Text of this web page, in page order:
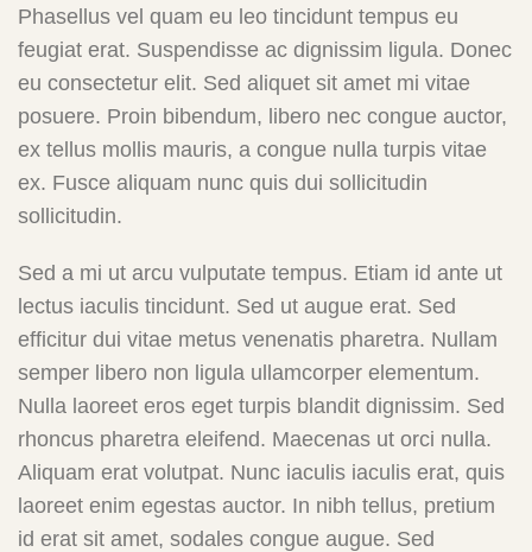
Phasellus vel quam eu leo tincidunt tempus eu
feugiat erat. Suspendisse ac dignissim ligula. Donec
eu consectetur elit. Sed aliquet sit amet mi vitae
posuere. Proin bibendum, libero nec congue auctor,
ex tellus mollis mauris, a congue nulla turpis vitae
ex. Fusce aliquam nunc quis dui sollicitudin
sollicitudin.
Sed a mi ut arcu vulputate tempus. Etiam id ante ut
lectus iaculis tincidunt. Sed ut augue erat. Sed
efficitur dui vitae metus venenatis pharetra. Nullam
semper libero non ligula ullamcorper elementum.
Nulla laoreet eros eget turpis blandit dignissim. Sed
rhoncus pharetra eleifend. Maecenas ut orci nulla.
Aliquam erat volutpat. Nunc iaculis iaculis erat, quis
laoreet enim egestas auctor. In nibh tellus, pretium
id erat sit amet, sodales congue augue. Sed